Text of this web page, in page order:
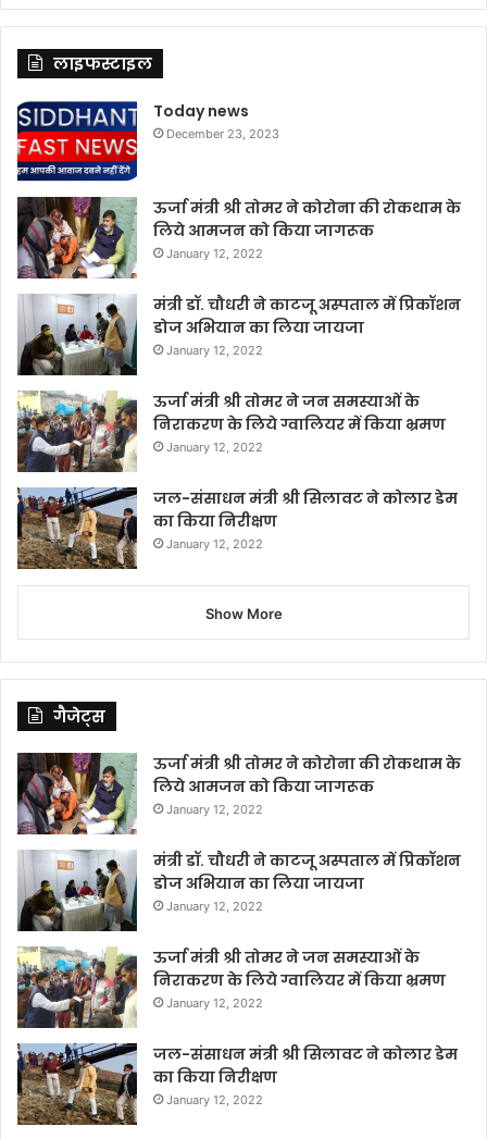
लाइफस्टाइल
Today news
December 23, 2023
ऊर्जा मंत्री श्री तोमर ने कोरोना की रोकथाम के
लिये आमजन को किया जागरूक
January 12, 2022
मंत्री डॉ. चौधरी ने काटजू अस्पताल में प्रिकॉशन
डोज अभियान का लिया जायजा
January 12, 2022
ऊर्जा मंत्री श्री तोमर ने जन समस्याओं के
निराकरण के लिये ग्वालियर में किया भ्रमण
January 12, 2022
जल-संसाधन मंत्री श्री सिलावट ने कोलार डेम
का किया निरीक्षण
January 12, 2022
Show More
गैजेट्स
ऊर्जा मंत्री श्री तोमर ने कोरोना की रोकथाम के
लिये आमजन को किया जागरूक
January 12, 2022
मंत्री डॉ. चौधरी ने काटजू अस्पताल में प्रिकॉशन
डोज अभियान का लिया जायजा
January 12, 2022
ऊर्जा मंत्री श्री तोमर ने जन समस्याओं के
निराकरण के लिये ग्वालियर में किया भ्रमण
January 12, 2022
जल-संसाधन मंत्री श्री सिलावट ने कोलार डेम
का किया निरीक्षण
January 12, 2022